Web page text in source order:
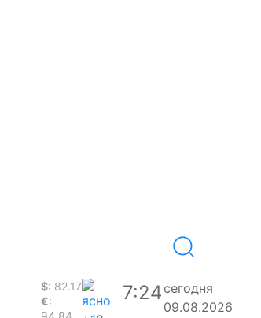
$: 82.17
€:
7:24 сегодня
09.08.2026